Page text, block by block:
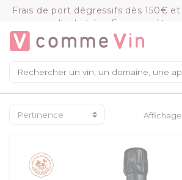
Frais de port dégressifs dès 150€
d'achat (en France
Mon panier
Chargement du panier...
VOIR LE PANIER
Affichage
Panneau de gestion des cookies